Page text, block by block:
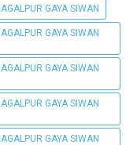
GAYA SIWAN
GAYA SIWAN
GAYA SIWAN
GAYA SIWAN
GAYA SIWAN